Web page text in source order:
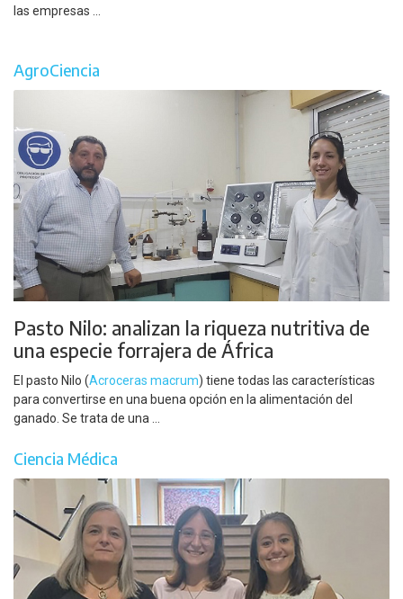
las empresas ...
AgroCiencia
Pasto Nilo: analizan la riqueza nutritiva de
una especie forrajera de África
El pasto Nilo (Acroceras macrum) tiene todas las características
para convertirse en una buena opción en la alimentación del
ganado. Se trata de una ...
Ciencia Médica